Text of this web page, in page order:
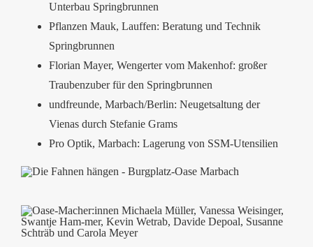
Unterbau Springbrunnen
Pflanzen Mauk, Lauffen: Beratung und Technik
Springbrunnen
Florian Mayer, Wengerter vom Makenhof: großer
Traubenzuber für den Springbrunnen
undfreunde, Marbach/Berlin: Neugetsaltung der
Vienas durch Stefanie Grams
Pro Optik, Marbach: Lagerung von SSM-Utensilien